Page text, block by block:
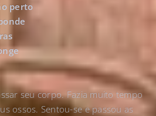
perto
seu corpo. Fazia muito tempo
ossos. Sentou-se e passou as